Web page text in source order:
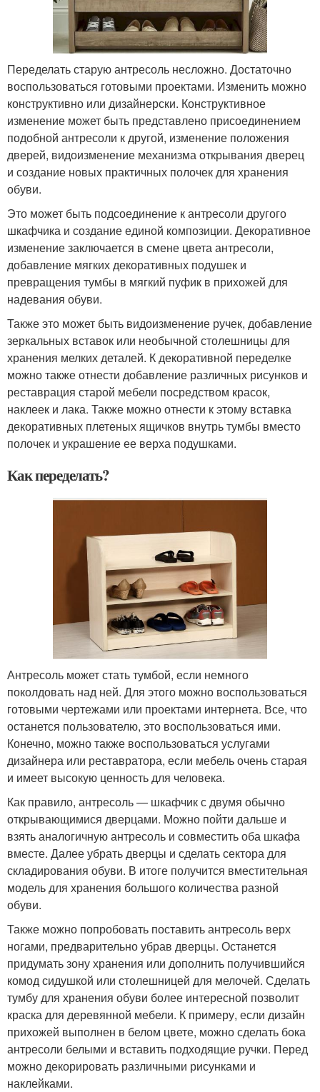
Переделать старую антресоль несложно. Достаточно
воспользоваться готовыми проектами. Изменить можно
конструктивно или дизайнерски. Конструктивное
изменение может быть представлено присоединением
подобной антресоли к другой, изменение положения
дверей, видоизменение механизма открывания дверец
и создание новых практичных полочек для хранения
обуви.
Это может быть подсоединение к антресоли другого
шкафчика и создание единой композиции. Декоративное
изменение заключается в смене цвета антресоли,
добавление мягких декоративных подушек и
превращения тумбы в мягкий пуфик в прихожей для
надевания обуви.
Также это может быть видоизменение ручек, добавление
зеркальных вставок или необычной столешницы для
хранения мелких деталей. К декоративной переделке
можно также отнести добавление различных рисунков и
реставрация старой мебели посредством красок,
наклеек и лака. Также можно отнести к этому вставка
декоративных плетеных ящичков внутрь тумбы вместо
полочек и украшение ее верха подушками.
Как переделать?
Антресоль может стать тумбой, если немного
поколдовать над ней. Для этого можно воспользоваться
готовыми чертежами или проектами интернета. Все, что
останется пользователю, это воспользоваться ими.
Конечно, можно также воспользоваться услугами
дизайнера или реставратора, если мебель очень старая
и имеет высокую ценность для человека.
Как правило, антресоль — шкафчик с двумя обычно
открывающимися дверцами. Можно пойти дальше и
взять аналогичную антресоль и совместить оба шкафа
вместе. Далее убрать дверцы и сделать сектора для
складирования обуви. В итоге получится вместительная
модель для хранения большого количества разной
обуви.
Также можно попробовать поставить антресоль верх
ногами, предварительно убрав дверцы. Останется
придумать зону хранения или дополнить получившийся
комод сидушкой или столешницей для мелочей. Сделать
тумбу для хранения обуви более интересной позволит
краска для деревянной мебели. К примеру, если дизайн
прихожей выполнен в белом цвете, можно сделать бока
антресоли белыми и вставить подходящие ручки. Перед
можно декорировать различными рисунками и
наклейками.